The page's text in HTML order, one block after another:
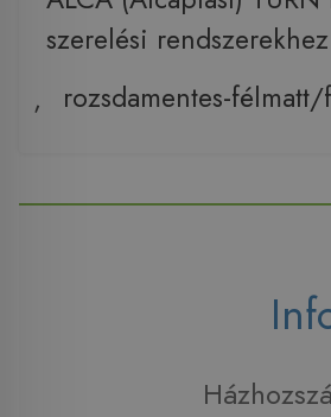
szerelési rendszerekhez
,
rozsdamentes-félmatt/